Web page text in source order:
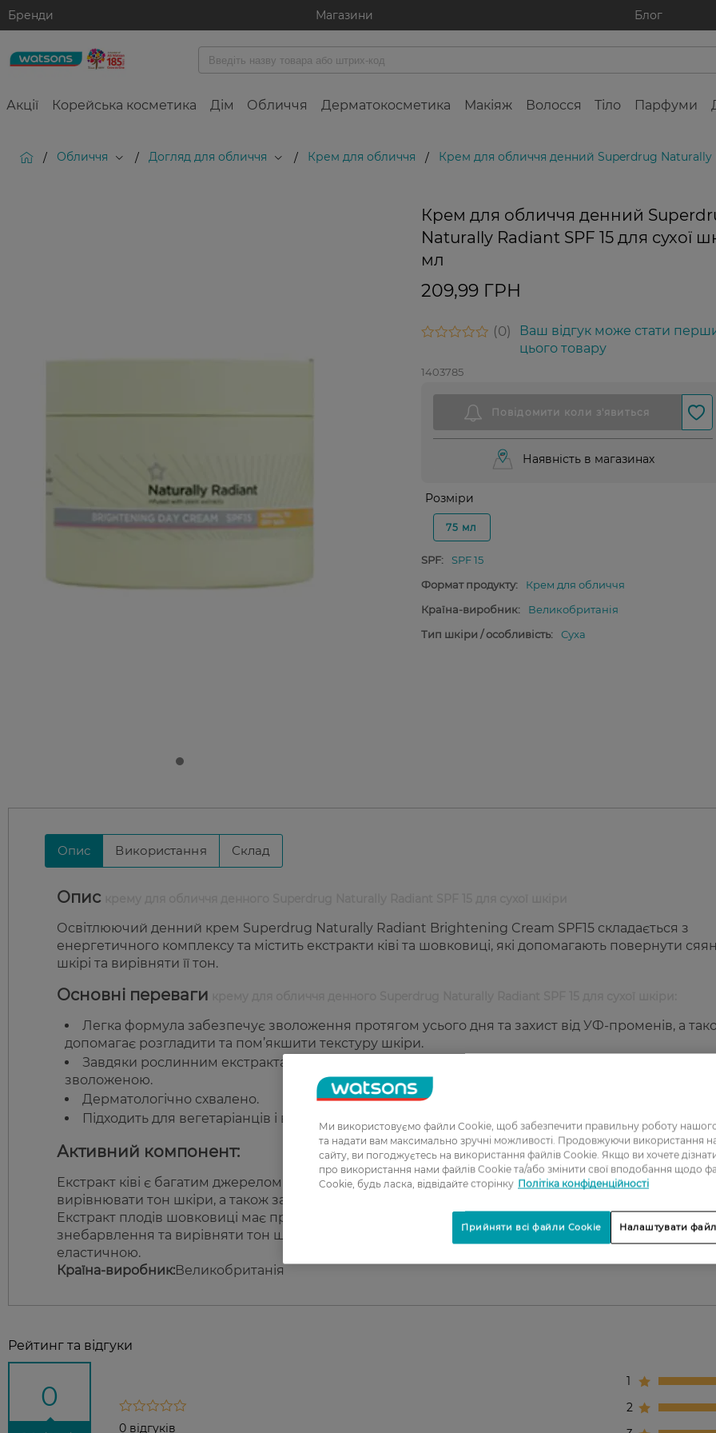
Бренди Магазини Блог
Акції Корейська косметика Дім Обличчя Дерматокосметика Макіяж Волосся Тіло Парфуми
/ Обличчя / Догляд для обличчя / Крем для обличчя / Крем для обличчя денний Superdrug Naturally
Крем для обличчя денний
Naturally Radiant SPF 15 для сухої
мл
209,99 ГРН
0
Ваш відгук може стати
цього товару
1403785
Наявність в магазинах
Розміри
75 мл
SPF:
SPF 15
Формат продукту:
Крем для обличчя
Країна-виробник:
Великобританія
Тип шкіри / особливість:
Суха
Опис Використання Склад
Опис
Освітлюючий денний крем Superdrug Naturally Radiant Brightening Cream SPF15 складається з
енергетичного комплексу та містить екстракти ківі та шовковиці, які допомагають повернути
шкірі та вирівняти її тон.
Основні переваги
Легка формула забезпечує зволоження протягом усього дня та захист від УФ-променів, а
допомагає розгладити та пом’якшити текстуру шкіри.
Завдяки рослинним екстрактам у складі шкіра миттєво виглядає сяючою та відчувається
зволоженою.
Дерматологічно схвалено.
Підходить для вегетаріанців і веганів.
Активний компонент:
Екстракт ківі є багатим джерелом вітаміну С, який відомий своєю здатністю допомагати
вирівнювати тон шкіри, а також забезпечувати антиоксидантний захист від вільних радикалів.
Екстракт плодів шовковиці має природні сильні освітлюючі властивості, які допомагають
знебарвлення та вирівняти тон шкіри, покращити бар’єрну функцію шкіри, зберігаючи її м’якою
еластичною.
Країна-виробник:Великобританія
Рейтинг та відгуки
0
0 відгуків
1
2
Ми використовуємо файли Cookie, щоб забезпечити правильну роботу
та надати вам максимально зручні можливості. Продовжуючи використання
сайту, ви погоджуєтесь на використання файлів Cookie. Якщо ви хочете
про використання нами файлів Cookie та/або змінити свої вподобання щодо
Cookie, будь ласка, відвідайте сторінку Політіка конфіденційності
Налаштувати
Прийняти всі файли Cookie